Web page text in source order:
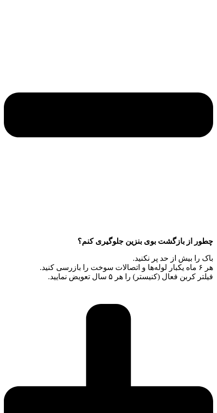
چطور از بازگشت بوی بنزین جلوگیری کنم؟
باک را بیش از حد پر نکنید.
هر ۶ ماه یکبار لوله‌ها و اتصالات سوخت را بازرسی کنید.
فیلتر کربن فعال (کنیستر) را هر ۵ سال تعویض نمایید.